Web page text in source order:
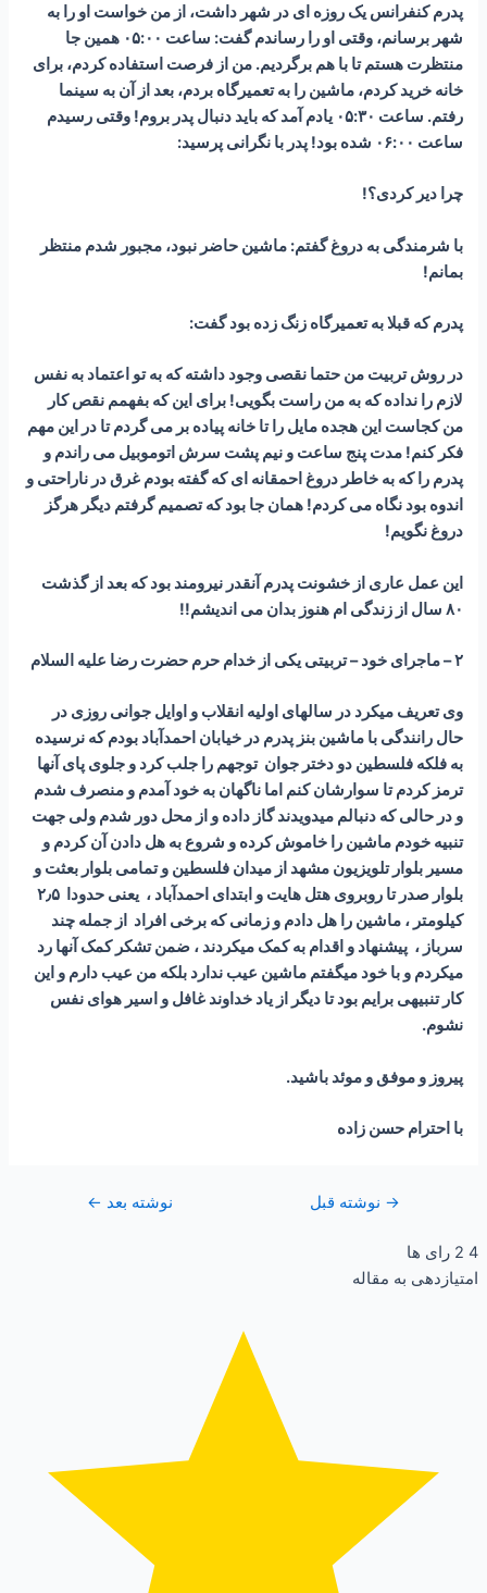
پدرم کنفرانس یک روزه ای در شهر داشت، از من خواست او را به
شهر برسانم، وقتی او را رساندم گفت: ساعت ۰۵:۰۰ همین جا
منتظرت هستم تا با هم برگردیم. من از فرصت استفاده کردم، برای
خانه خرید کردم، ماشین را به تعمیرگاه بردم، بعد از آن به سینما
رفتم. ساعت ۰۵:۳۰ یادم آمد که باید دنبال پدر بروم! وقتی رسیدم
ساعت ۰۶:۰۰ شده بود! پدر با نگرانی پرسید:
چرا دیر کردی؟!
با شرمندگی به دروغ گفتم: ماشین حاضر نبود، مجبور شدم منتظر
بمانم!
پدرم که قبلا به تعمیرگاه زنگ زده بود گفت:
در روش تربیت من حتما نقصی وجود داشته که به تو اعتماد به نفس
لازم را نداده که به من راست بگویی! برای این که بفهمم نقص کار
من کجاست این هجده مایل را تا خانه پیاده بر می گردم تا در این مهم
فکر کنم! مدت پنج ساعت و نیم پشت سرش اتوموبیل می راندم و
پدرم را که به خاطر دروغ احمقانه ای که گفته بودم غرق در ناراحتی و
اندوه بود نگاه می کردم! همان جا بود که تصمیم گرفتم دیگر هرگز
دروغ نگویم!
این عمل عاری از خشونت پدرم آنقدر نیرومند بود که بعد از گذشت
۸۰ سال از زندگی ام هنوز بدان می اندیشم!!
۲ – ماجرای خود – تربیتی یکی از خدام حرم حضرت رضا علیه السلام
وی تعریف میکرد در سالهای اولیه انقلاب و اوایل جوانی روزی در
حال رانندگی با ماشین بنز پدرم در خیابان احمدآباد بودم که نرسیده
به فلکه فلسطین دو دختر جوان توجهم را جلب کرد و جلوی پای آنها
ترمز کردم تا سوارشان کنم اما ناگهان به خود آمدم و منصرف شدم
و در حالی که دنبالم میدویدند گاز داده و از محل دور شدم ولی جهت
تنبیه خودم ماشین را خاموش کرده و شروع به هل دادن آن کردم و
مسیر بلوار تلویزیون مشهد از میدان فلسطین و تمامی بلوار بعثت و
بلوار صدر تا روبروی هتل هایت و ابتدای احمدآباد ، یعنی حدودا ۲٫۵
کیلومتر ، ماشین را هل دادم و زمانی که برخی افراد از جمله چند
سرباز ، پیشنهاد و اقدام به کمک میکردند ، ضمن تشکر کمک آنها رد
میکردم و با خود میگفتم ماشین عیب ندارد بلکه من عیب دارم و این
کار تنبیهی برایم بود تا دیگر از یاد خداوند غافل و اسیر هوای نفس
نشوم.
پیروز و موفق و موئد باشید.
با احترام حسن زاده
→ نوشته قبل نوشته بعد ←
4
2 رای ها
امتیازدهی به مقاله